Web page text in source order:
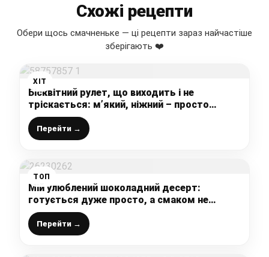
Схожі рецепти
Обери щось смачненьке — ці рецепти зараз найчастіше
зберігають ❤️
ХІТ
Бісквітний рулет, що виходить і не
тріскається: м’який, ніжний – просто
ідеальний десерт
Перейти →
ТОП
Мій улюблений шоколадний десерт:
готується дуже просто, а смаком не
поступається дорогому десерту з
кондитерської
Перейти →